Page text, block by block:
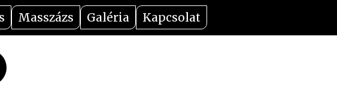
Masszázs Galéria Kapcsolat